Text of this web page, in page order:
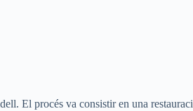
El procés va consistir en una